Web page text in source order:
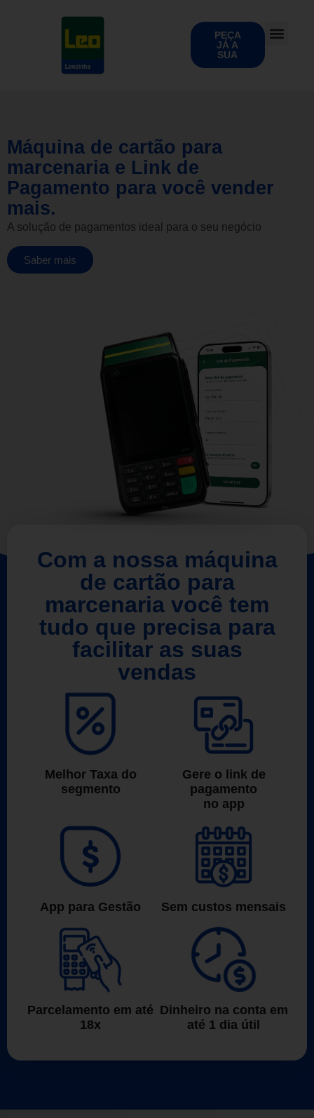
PEÇA
JÁ A
SUA
Máquina de cartão para
marcenaria e Link de
Pagamento para você vender
mais.
A solução de pagamentos ideal para o seu negócio
Saber mais
Com a nossa máquina
de cartão para
marcenaria você tem
tudo que precisa para
facilitar as suas
vendas
Melhor Taxa do
segmento
Gere o link de
pagamento
no app
App para Gestão Sem custos mensais
Parcelamento em até
18x
Dinheiro na conta em
até 1 dia útil